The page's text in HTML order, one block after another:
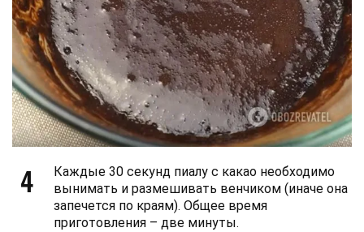
4
Каждые 30 секунд пиалу с какао необходимо
вынимать и размешивать венчиком (иначе она
запечется по краям). Общее время
приготовления – две минуты.